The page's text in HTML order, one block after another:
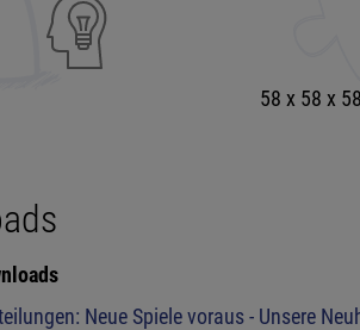
58 x 58 x
Neue Spiele voraus - Unsere